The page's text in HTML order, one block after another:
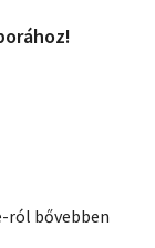
ról bővebben